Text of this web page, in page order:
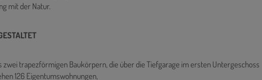
mit der Natur.
zwei trapezförmigen Baukörpern, die über die Tiefgarage im ersten Untergeschoss
126 Eigentumswohnungen,